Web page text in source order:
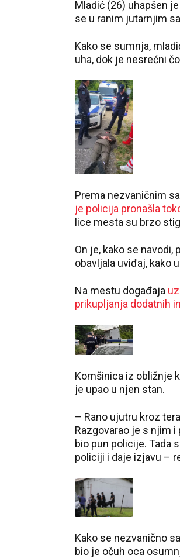
Mladić (26) uhapšen
se u ranim jutarnjim
Kako se sumnja,
uha, dok je nesrećni
Prema nezvaničnim
je policija pronašla
lice mesta su brzo
On je, kako se
obavljala uviđaj, kako
Na mestu događaja
prikupljanja dodatnih
Komšinica iz obližnje
je upao u njen stan.
– Rano ujutru kroz
Razgovarao je s njim
bio pun policije. Tada
policiji i daje izjavu –
Kako se nezvanično
bio je očuh oca